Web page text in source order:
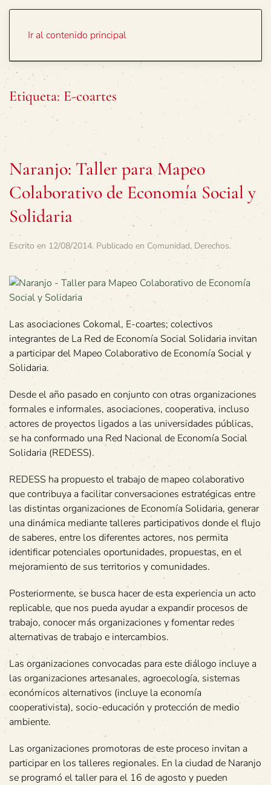
Ir al contenido principal
Etiqueta: E-coartes
Naranjo: Taller para Mapeo
Colaborativo de Economía Social y
Solidaria
Escrito en 12/08/2014. Publicado en Comunidad, Derechos.
Las asociaciones Cokomal, E-coartes; colectivos
integrantes de La Red de Economía Social Solidaria invitan
a participar del Mapeo Colaborativo de Economía Social y
Solidaria.
Desde el año pasado en conjunto con otras organizaciones
formales e informales, asociaciones, cooperativa, incluso
actores de proyectos ligados a las universidades públicas,
se ha conformado una Red Nacional de Economía Social
Solidaria (REDESS).
REDESS ha propuesto el trabajo de mapeo colaborativo
que contribuya a facilitar conversaciones estratégicas entre
las distintas organizaciones de Economía Solidaria, generar
una dinámica mediante talleres participativos donde el flujo
de saberes, entre los diferentes actores, nos permita
identificar potenciales oportunidades, propuestas, en el
mejoramiento de sus territorios y comunidades.
Posteriormente, se busca hacer de esta experiencia un acto
replicable, que nos pueda ayudar a expandir procesos de
trabajo, conocer más organizaciones y fomentar redes
alternativas de trabajo e intercambios.
Las organizaciones convocadas para este diálogo incluye a
las organizaciones artesanales, agroecología, sistemas
económicos alternativos (incluye la economía
cooperativista), socio-educación y protección de medio
ambiente.
Las organizaciones promotoras de este proceso invitan a
participar en los talleres regionales. En la ciudad de Naranjo
se programó el taller para el 16 de agosto y pueden